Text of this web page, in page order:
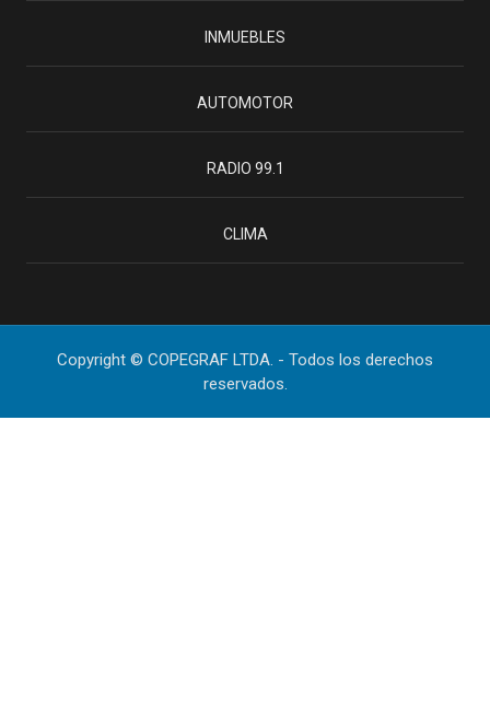
INMUEBLES
AUTOMOTOR
RADIO 99.1
CLIMA
Copyright © COPEGRAF LTDA. - Todos los derechos
reservados.